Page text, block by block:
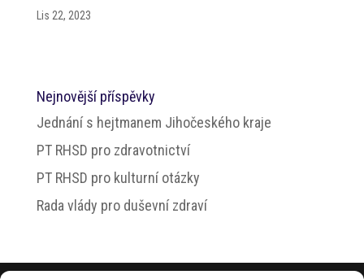
Lis 22, 2023
Nejnovější příspěvky
Jednání s hejtmanem Jihočeského kraje
PT RHSD pro zdravotnictví
PT RHSD pro kulturní otázky
Rada vlády pro duševní zdraví